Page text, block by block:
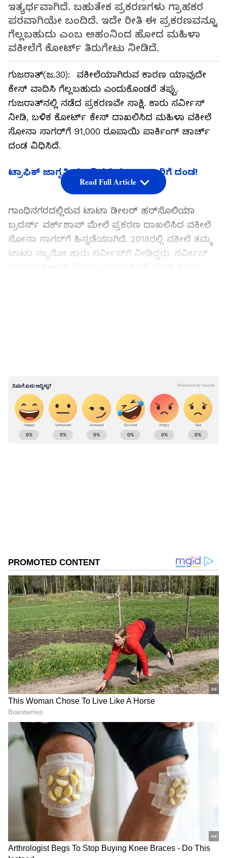
ಇತ್ಯರ್ಥವಾಗಿದೆ. ಬಹುತೇಕ ಪ್ರಕರಣಗಳು ಗ್ರಾಹಕರ
ಪರವಾಗಿಯೇ ಬಂದಿದೆ. ಇದೇ ರೀತಿ ಈ ಪ್ರಕರಣವನ್ನೂ
ಗೆಲ್ಲಬಹುದು ಎಂಬ ಅಹಂನಿಂದ ಹೋದ ಮಹಿಳಾ
ವಕೀಲೆಗೆ ಕೋರ್ಟ್ ತಿರುಗೇಟು ನೀಡಿದೆ.
ಗುಜರಾತ್(ಜ.30): ವಕೀಲೆಯಾಗಿರುವ ಕಾರಣ ಯಾವುದೇ
ಕೇಸ್ ವಾದಿಸಿ ಗೆಲ್ಲಬಹುದು ಎಂದುಕೊಂಡರೆ ತಪ್ಪು.
ಗುಜರಾತ್‌ನಲ್ಲಿ ನಡೆದ ಪ್ರಕರಣವೇ ಸಾಕ್ಷಿ. ಕಾರು ಸರ್ವೀಸ್
ನೀಡಿ, ಬಳಿಕ ಕೋರ್ಟ್ ಕೇಸ್ ದಾಖಲಿಸಿದ ಮಹಿಳಾ ವಕೀಲೆ
ಸೋನಾ ಸಾಗರ್‌ಗೆ 91,000 ರೂಪಾಯಿ ಪಾರ್ಕಿಂಗ್ ಚಾರ್ಚ್
ದಂಡ ವಿಧಿಸಿದೆ.
ಟ್ರಾಫಿಕ್ ಜಾಗೃತಿ ಮೂಡಿಸುತ್ತಿದ್ದ MLA ಕಾರಿಗೆ ದಂಡ!
ಗಾಂಧಿನಗರದಲ್ಲಿರುವ ಟಾಟಾ ಡೀಲರ್ ಹರ್‌ಸೊಲಿಯಾ
ಬ್ರದರ್ಸ್ ವರ್ಕ್‌ಶಾಪ್‌ ಮೇಲೆ ಪ್ರಕರಣ ದಾಖಲಿಸಿದ ವಕೀಲೆ
ಸೋನಾ ಸಾಗರ್‌ಗೆ ಹಿನ್ನಡೆಯಾಗಿದೆ. 2018ರಲ್ಲಿ ವಕೀಲೆ ತಮ್ಮ
ಟಾಟಾ ನ್ಯಾನೋ ಕಾರು ಸರ್ವೀಸ್‌ಗೆ ನೀಡಿದ್ದರು. ಸರ್ವೀಸ್
ಟ್ರಾಫಿಕ್ ನಿಯಮ ಮತ್ತಷ್ಟು ಕಠಿಣ; ಕಾರಿನ ಹಿಂಬದಿ ಸೀಟ್
ಬೆಲ್ಟ್ ಹಾಕದಿದ್ರೂ ದಂಡ!.
ಕಾರು ಪಡೆಯಲು ಬಂದ ಸೋನಾ ಸಾಗರ್, ತನ್ನ ಕಾರಿನ
ಮ್ಯೂಸಿಕ್ ಸಿಸ್ಟಮ್, ಏರ್ ಕಂಡೀಷನರ್ ಸೇರಿದಂತೆ ಹಲವು
ಭಾಗಗಳು ಡ್ಯಾಮೇಜ್ ಆಗಿವೆ. ಹೀಗಾಗಿ ಕಾರು ಸ್ವೀಕರಿಸಲು
ಸೋನಾ ಸಾಗರ್ ನಿರಾಕರಿಸಿದ್ದಾರೆ. ಬಳಿಕ ಗ್ರಾಹಕರ
ಕೋರ್ಟ್‌ನಲ್ಲಿ ಪ್ರಕರಣ ದಾಖಲಿಸಿದ್ದಾರೆ.
Read Full Article
ABOUT THE AUTHOR
DOWNLOAD APP